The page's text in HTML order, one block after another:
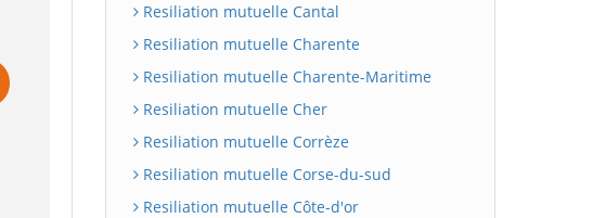
Resiliation mutuelle Cantal
Resiliation mutuelle Charente
Resiliation mutuelle Charente-Maritime
Resiliation mutuelle Cher
Resiliation mutuelle Corrèze
Resiliation mutuelle Corse-du-sud
Resiliation mutuelle Côte-d'or